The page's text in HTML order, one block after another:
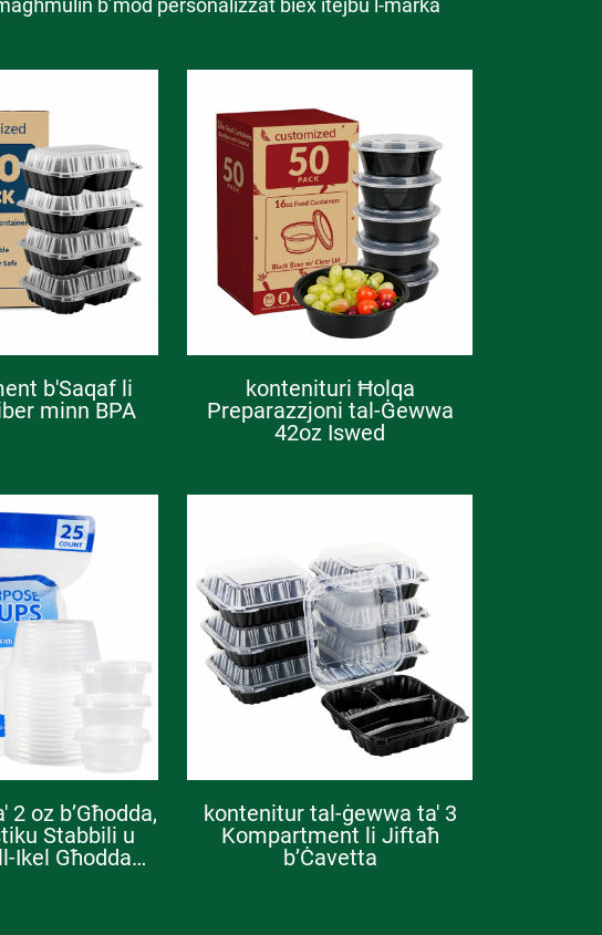
b’mod personalizzat biex itejbu l-marka
b'Saqaf li
minn BPA
kontenituri Ħolqa
Preparazzjoni tal-Ġewwa
42oz Iswed
oz b’Għodda,
Stabbili u
Ikel Għodda
kontenitur tal-ġewwa ta' 3
Kompartment li Jiftaħ
b’Ċavetta